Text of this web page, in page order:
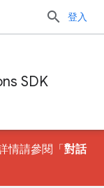
登入
SDK
情請參閱「對話